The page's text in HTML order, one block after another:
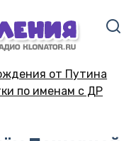
от Путина
по именам с ДР